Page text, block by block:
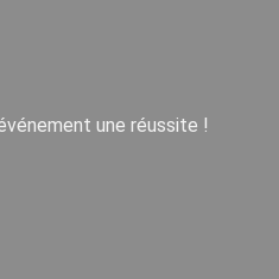
une réussite !